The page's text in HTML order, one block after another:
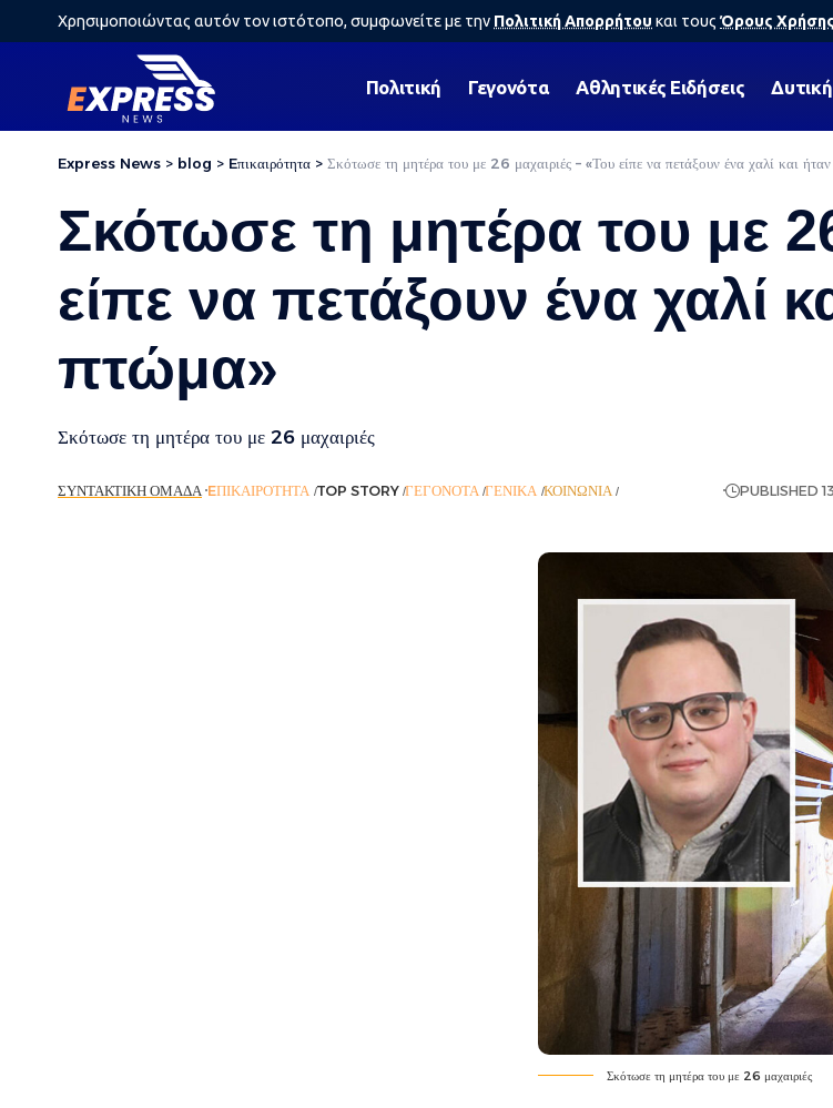
Χρησιμοποιώντας αυτόν τον ιστότοπο, συμφωνείτε με την Πολιτική Απορρήτου και τους Όρους
Πολιτική Γεγονότα Αθλητικές Ειδήσεις
Express News > blog > Eπικαιρότητα > Σκότωσε τη μητέρα του με 26 μαχαιριές – «Του είπε να πετάξουν ένα χαλί και
Σκότωσε τη μητέρα του με
είπε να πετάξουν ένα χαλί
πτώμα»
Σκότωσε τη μητέρα του με 26 μαχαιριές
ΣΥΝΤΑΚΤΙΚΉ ΟΜΆΔΑ EΠΙΚΑΙΡΌΤΗΤΑ TOP STORY ΓΕΓΟΝΌΤΑ ΓΕΝΙΚΆ ΚΟΙΝΩΝΊΑ ΡΟΉ ΕΙΔΉΣΕΩΝ PUBLISHED
Σκότωσε τη μητέρα του με 26 μαχαιριές